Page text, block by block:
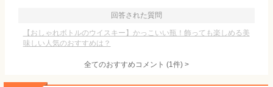
回答された質問
【おしゃれボトルのウイスキー】かっこいい瓶！飾っても楽しめる美
味しい人気のおすすめは？
全てのおすすめコメント (1件) >